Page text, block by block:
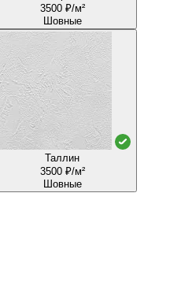
3500 ₽/м²
Шовные
Таллин
3500 ₽/м²
Шовные